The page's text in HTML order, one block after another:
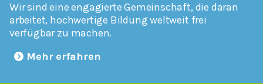
Wir sind eine engagierte Gemeinschaft, die daran
arbeitet, hochwertige Bildung weltweit frei
verfügbar zu machen.
Mehr erfahren